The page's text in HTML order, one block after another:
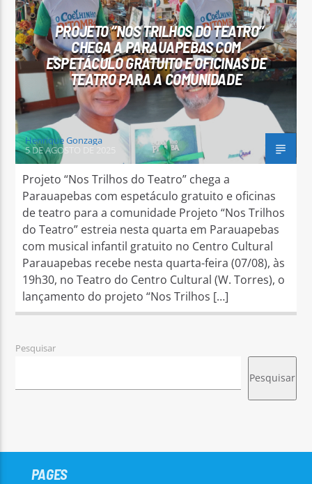
Arara Azul FM
PROJETO “NOS TRILHOS DO TEATRO”
CHEGA A PARAUAPEBAS COM
ESPETÁCULO GRATUITO E OFICINAS DE
TEATRO PARA A COMUNIDADE
Henrique Gonzaga
5 DE AGOSTO DE 2025
Projeto “Nos Trilhos do Teatro” chega a
Parauapebas com espetáculo gratuito e oficinas
de teatro para a comunidade Projeto “Nos Trilhos
do Teatro” estreia nesta quarta em Parauapebas
com musical infantil gratuito no Centro Cultural
Parauapebas recebe nesta quarta-feira (07/08), às
19h30, no Teatro do Centro Cultural (W. Torres), o
lançamento do projeto “Nos Trilhos […]
Pesquisar
Pesquisar
PAGES